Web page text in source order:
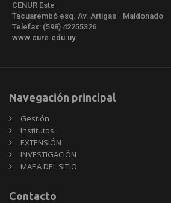
CENUR Este
Tacuarembó esq. Av. Artigas - Maldonado
Telefax: (598) 42255326
www.cure.edu.uy
Navegación principal
Gestión
Institutos
EXTENSIÓN
INVESTIGACIÓN
MAPA DEL SITIO
Contacto